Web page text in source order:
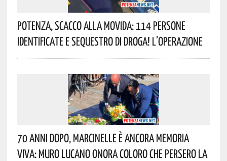
Potenza, Scacco Alla Movida: 114 Persone
Identificate E Sequestro Di Droga! L’operazione
70 Anni Dopo, Marcinelle È Ancora Memoria
Viva: Muro Lucano Onora Coloro Che Persero La